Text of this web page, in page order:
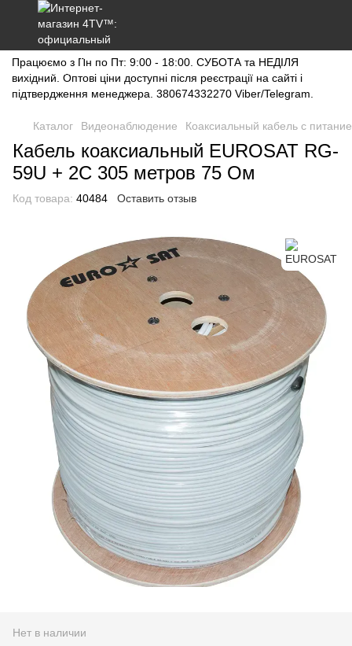
Працюємо з Пн по Пт: 9:00 - 18:00. СУБОТА та НЕДІЛЯ
вихідний. Оптові ціни доступні після реєстрації на сайті і
підтвердження менеджера. 380674332270 Viber/Telegram.
Каталог Видеонаблюдение Коаксиальный кабель с
Кабель коаксиальный EUROSAT RG-
59U + 2C 305 метров 75 Ом
Код товара: 40484 Оставить отзыв
Нет в наличии